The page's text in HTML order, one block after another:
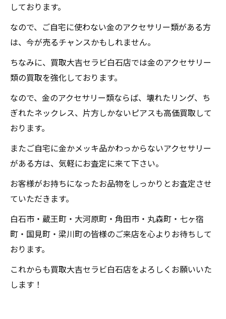
しております。
なので、ご自宅に使わない金のアクセサリー類がある方
は、今が売るチャンスかもしれません。
ちなみに、買取大吉セラビ白石店では金のアクセサリー
類の買取を強化しております。
なので、金のアクセサリー類ならば、壊れたリング、ち
ぎれたネックレス、片方しかないピアスも高価買取して
おります。
またご自宅に金かメッキ品かわっからないアクセサリー
がある方は、気軽にお査定に来て下さい。
お客様がお持ちになったお品物をしっかりとお査定させ
ていただきます。
白石市・蔵王町・大河原町・角田市・丸森町・七ヶ宿
町・国見町・梁川町の皆様のご来店を心よりお待ちして
おります。
これからも買取大吉セラビ白石店をよろしくお願いいた
します！